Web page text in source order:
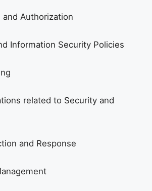
Authorization
Information Security Policies
related to Security and
and Response